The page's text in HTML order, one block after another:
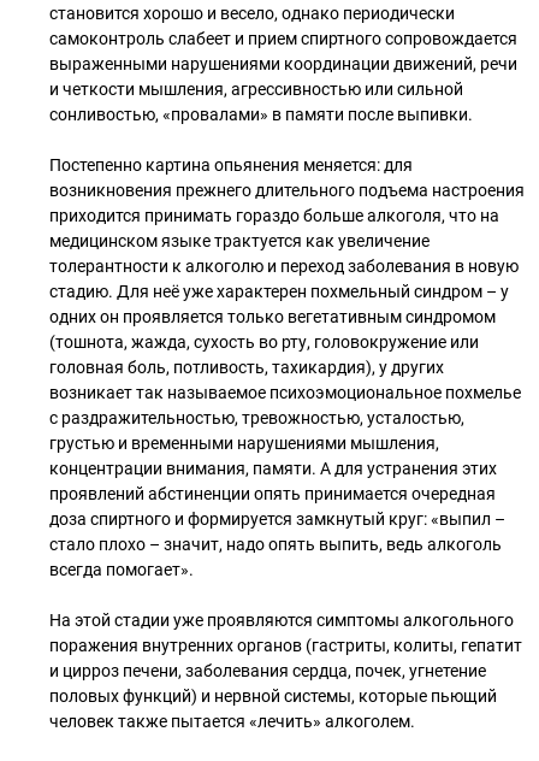
становится хорошо и весело, однако периодически
самоконтроль слабеет и прием спиртного сопровождается
выраженными нарушениями координации движений, речи
и четкости мышления, агрессивностью или сильной
сонливостью, «провалами» в памяти после выпивки.
Постепенно картина опьянения меняется: для
возникновения прежнего длительного подъема настроения
приходится принимать гораздо больше алкоголя, что на
медицинском языке трактуется как увеличение
толерантности к алкоголю и переход заболевания в новую
стадию. Для неё уже характерен похмельный синдром – у
одних он проявляется только вегетативным синдромом
(тошнота, жажда, сухость во рту, головокружение или
головная боль, потливость, тахикардия), у других
возникает так называемое психоэмоциональное похмелье
с раздражительностью, тревожностью, усталостью,
грустью и временными нарушениями мышления,
концентрации внимания, памяти. А для устранения этих
проявлений абстиненции опять принимается очередная
доза спиртного и формируется замкнутый круг: «выпил –
стало плохо – значит, надо опять выпить, ведь алкоголь
всегда помогает».
На этой стадии уже проявляются симптомы алкогольного
поражения внутренних органов (гастриты, колиты, гепатит
и цирроз печени, заболевания сердца, почек, угнетение
половых функций) и нервной системы, которые пьющий
человек также пытается «лечить» алкоголем.